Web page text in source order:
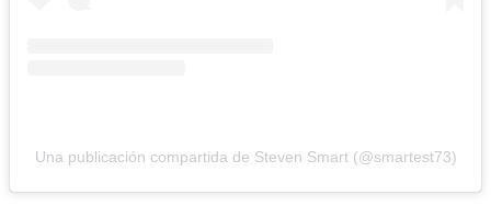
Una publicación compartida de Steven Smart (@smartest73)